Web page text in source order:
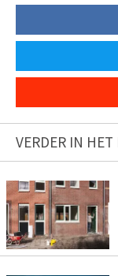
VERDER IN HET